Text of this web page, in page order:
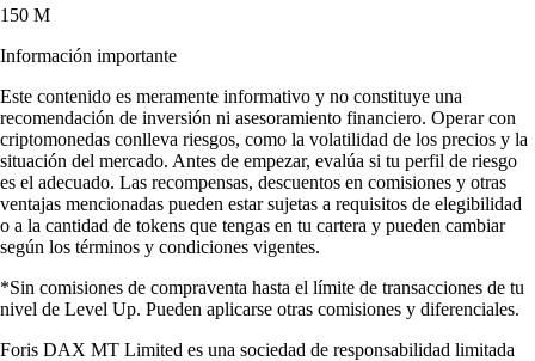
150 M
Información importante
Este contenido es meramente informativo y no constituye una
recomendación de inversión ni asesoramiento financiero. Operar con
criptomonedas conlleva riesgos, como la volatilidad de los precios y la
situación del mercado. Antes de empezar, evalúa si tu perfil de riesgo
es el adecuado. Las recompensas, descuentos en comisiones y otras
ventajas mencionadas pueden estar sujetas a requisitos de elegibilidad
o a la cantidad de tokens que tengas en tu cartera y pueden cambiar
según los términos y condiciones vigentes.
*Sin comisiones de compraventa hasta el límite de transacciones de tu
nivel de Level Up. Pueden aplicarse otras comisiones y diferenciales.
Foris DAX MT Limited es una sociedad de responsabilidad limitada